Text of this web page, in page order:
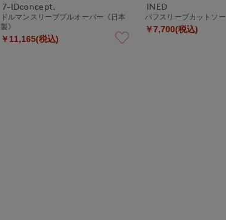
7-IDconcept.
ドルマンスリーブプルオーバー《日本
製》
￥11,165(税込)
INED
パフスリーブカットソー
￥7,700(税込)